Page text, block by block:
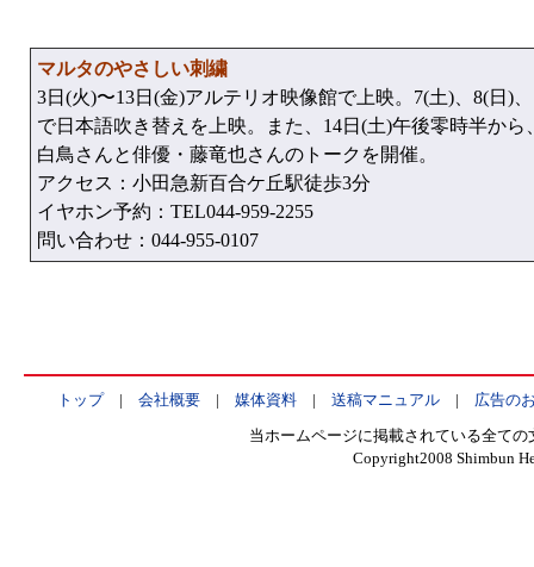
マルタのやさしい刺繍
3日(火)〜13日(金)アルテリオ映像館で上映。7(土)、8(日)
で日本語吹き替えを上映。また、14日(土)午後零時半か
白鳥さんと俳優・藤竜也さんのトークを開催。
アクセス：小田急新百合ケ丘駅徒歩3分
イヤホン予約：TEL044-959-2255
問い合わせ：044-955-0107
トップ| 会社概要| 媒体資料| 送稿マニュアル| 広告の
当ホームページに掲載されている全て
Copyright2008 Shimbun